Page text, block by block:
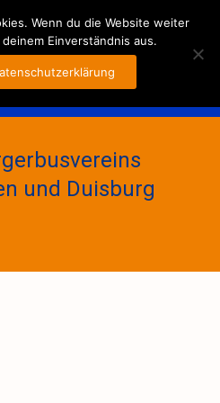
und Duisburg
Wenn du die Website weiter
Einverständnis aus.